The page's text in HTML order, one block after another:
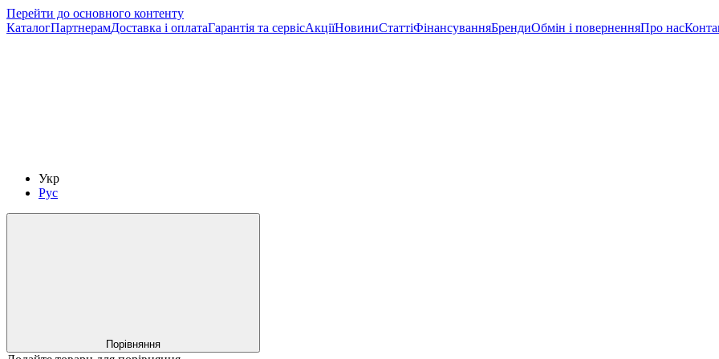
Перейти до основного контенту
КаталогПартнерамДоставка і оплатаГарантія та сервісАкціїНовиниСтаттіФінансуванняБрендиОбмін і поверненняПро нас
Укр
Рус
Порівняння